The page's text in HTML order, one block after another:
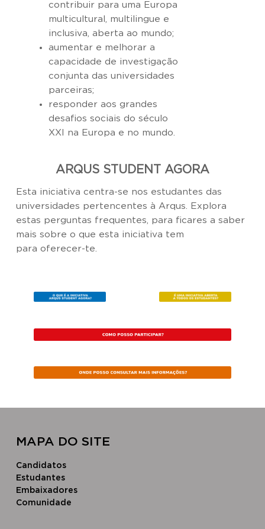
contribuir para uma Europa
multicultural, multilingue e
inclusiva, aberta ao mundo;
aumentar e melhorar a
capacidade de investigação
conjunta das universidades
parceiras;
responder aos grandes
desafios sociais do século
XXI na Europa e no mundo.
ARQUS STUDENT AGORA
Esta iniciativa centra-se nos estudantes das
universidades pertencentes à Arqus. Explora
estas perguntas frequentes, para ficares a saber
mais sobre o que esta iniciativa tem
para oferecer-te.
MAPA DO SITE
Candidatos
Estudantes
Embaixadores
Comunidade